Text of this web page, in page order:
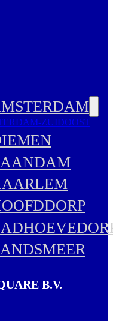
ZUIDOOST
B.V.